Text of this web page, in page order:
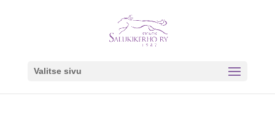
Valitse sivu